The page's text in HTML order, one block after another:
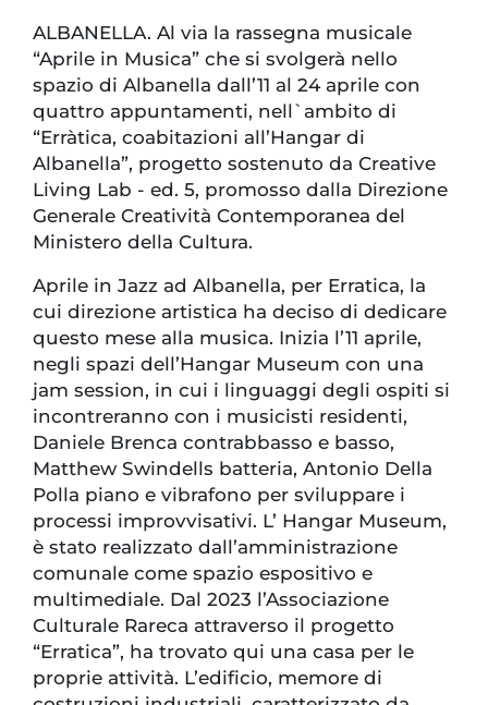
ALBANELLA. Al via la rassegna musicale
“Aprile in Musica” che si svolgerà nello
spazio di Albanella dall’11 al 24 aprile con
quattro appuntamenti, nell`ambito di
“Erràtica, coabitazioni all’Hangar di
Albanella”, progetto sostenuto da Creative
Living Lab - ed. 5, promosso dalla Direzione
Generale Creatività Contemporanea del
Ministero della Cultura.
Aprile in Jazz ad Albanella, per Erratica, la
cui direzione artistica ha deciso di dedicare
questo mese alla musica. Inizia l’11 aprile,
negli spazi dell’Hangar Museum con una
jam session, in cui i linguaggi degli ospiti si
incontreranno con i musicisti residenti,
Daniele Brenca contrabbasso e basso,
Matthew Swindells batteria, Antonio Della
Polla piano e vibrafono per sviluppare i
processi improvvisativi. L’ Hangar Museum,
è stato realizzato dall’amministrazione
comunale come spazio espositivo e
multimediale. Dal 2023 l’Associazione
Culturale Rareca attraverso il progetto
“Erratica”, ha trovato qui una casa per le
proprie attività. L’edificio, memore di